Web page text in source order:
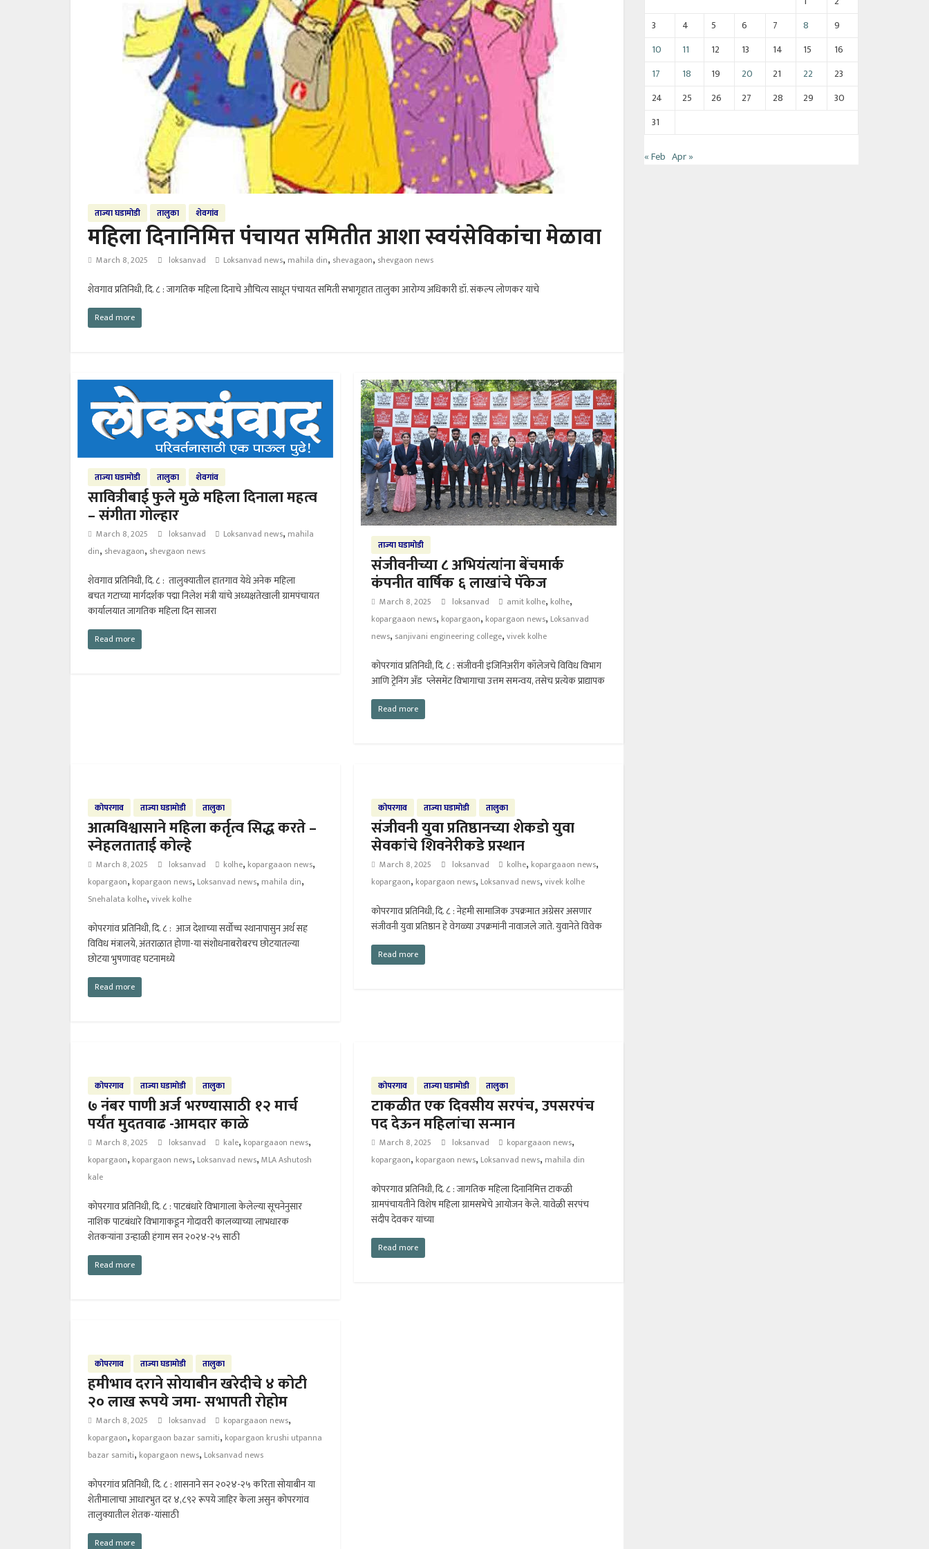
ताज्या घडामोडी तालुका शेवगांव
महिला दिनानिमित्त पंचायत समितीत आशा स्वयंसेविकांचा मेळावा
March 8, 2025 loksanvad Loksanvad news, mahila din, shevagaon, shevgaon news
शेवगाव प्रतिनिधी, दि. ८ : जागतिक महिला दिनाचे औचित्य साधून पंचायत समिती सभागृहात तालुका आरोग्य अधिकारी डॉ. संकल्प लोणकर यांचे
Read more
ताज्या घडामोडी तालुका शेवगांव
सावित्रीबाई फुले मुळे महिला दिनाला महत्व
– संगीता गोल्हार
March 8, 2025 loksanvad Loksanvad news, mahila
din, shevagaon, shevgaon news
शेवगाव प्रतिनिधी, दि. ८ : तालुक्यातील हातगाव येथे अनेक महिला
बचत गटाच्या मार्गदर्शक पद्मा निलेश मंत्री यांचे अध्यक्षतेखाली ग्रामपंचायत
कार्यालयात जागतिक महिला दिन साजरा
Read more
ताज्या घडामोडी
संजीवनीच्या ८ अभियंत्यांना बेंचमार्क
कंपनीत वार्षिक ६ लाखांचे पॅकेज
March 8, 2025 loksanvad amit kolhe, kolhe,
kopargaaon news, kopargaon, kopargaon news, Loksanvad
news, sanjivani engineering college,vivek kolhe
कोपरगांव प्रतिनिधी, दि. ८ : संजीवनी इंजिनिअरींग कॉलेजचे विविध विभाग
आणि ट्रेनिंग अँड प्लेसमेंट विभागाचा उत्तम समन्वय, तसेच प्रत्येक प्राद्यापक
Read more
कोपरगाव ताज्या घडामोडी तालुका
आत्मविश्वासाने महिला कर्तृत्व सिद्ध करते –
स्नेहलताताई कोल्हे
March 8, 2025 loksanvad kolhe, kopargaaon news,
kopargaon, kopargaon news, Loksanvad news, mahila din,
Snehalata kolhe, vivek kolhe
कोपरगांव प्रतिनिधी, दि. ८ : आज देशाच्या सर्वोच्च स्थानापासुन अर्थ सह
विविध मंत्रालये, अंतराळात होणा-या संशोधनाबरोबरच छोटयातल्या
छोटया भुषणावह घटनामध्ये
Read more
कोपरगाव ताज्या घडामोडी तालुका
संजीवनी युवा प्रतिष्ठानच्या शेकडो युवा
सेवकांचे शिवनेरीकडे प्रस्थान
March 8, 2025 loksanvad kolhe, kopargaaon news,
kopargaon, kopargaon news, Loksanvad news,vivek kolhe
कोपरगाव प्रतिनिधी, दि. ८ : नेहमी सामाजिक उपक्रमात अग्रेसर असणार
संजीवनी युवा प्रतिष्ठान हे वेगळ्या उपक्रमांनी नावाजले जाते. युवानेते विवेक
Read more
कोपरगाव ताज्या घडामोडी तालुका
७ नंबर पाणी अर्ज भरण्यासाठी १२ मार्च
पर्यंत मुदतवाढ -आमदार काळे
March 8, 2025 loksanvad kale, kopargaaon news,
kopargaon, kopargaon news, Loksanvad news, MLA Ashutosh
kale
कोपरगाव प्रतिनिधी, दि. ८ : पाटबंधारे विभागाला केलेल्या सूचनेनुसार
नाशिक पाटबंधारे विभागाकडून गोदावरी कालव्याच्या लाभधारक
शेतकऱ्यांना उन्हाळी हंगाम सन २०२४-२५ साठी
Read more
कोपरगाव ताज्या घडामोडी तालुका
टाकळीत एक दिवसीय सरपंच, उपसरपंच
पद देऊन महिलांचा सन्मान
March 8, 2025 loksanvad kopargaaon news,
kopargaon, kopargaon news, Loksanvad news, mahila din
कोपरगाव प्रतिनिधी, दि. ८ : जागतिक महिला दिनानिमित्त टाकळी
ग्रामपंचायतीने विशेष महिला ग्रामसभेचे आयोजन केले. यावेळी सरपंच
संदीप देवकर यांच्या
Read more
कोपरगाव ताज्या घडामोडी तालुका
हमीभाव दराने सोयाबीन खरेदीचे ४ कोटी
२० लाख रूपये जमा- सभापती रोहोम
March 8, 2025 loksanvad kopargaaon news,
kopargaon, kopargaon bazar samiti, kopargaon krushi utpanna
bazar samiti, kopargaon news, Loksanvad news
कोपरगांव प्रतिनिधी, दि. ८ : शासनाने सन २०२४-२५ करिता सोयाबीन या
शेतीमालाचा आधारभुत दर ४,८९२ रूपये जाहिर केला असुन कोपरगांव
तालुक्यातील शेतक-यांसाठी
Read more
3
4 5 6 7 8
9
10
11 12 13 14 15
16
17
18 19 20 21 22
23
24
25 26 27 28 29
30
31
« Feb Apr »